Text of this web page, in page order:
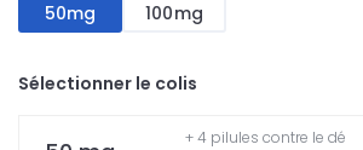
50mg
100mg
Sélectionner le colis
+ 4 pilules contre le dé